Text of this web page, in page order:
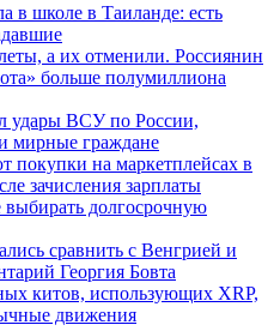
в школе в Таиланде: есть
а их отменили. Россиянин
больше полумиллиона
удары ВСУ по России,
мирные граждане
покупки на маркетплейсах в
зачисления зарплаты
долгосрочную
сравнить с Венгрией и
Георгия Бовта
китов, использующих XRP,
движения